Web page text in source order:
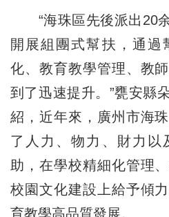
“海珠區先後派出20余
開展組團式幫扶，通過
化、教育教學管理、教
到了迅速提升。”甕安縣
紹，近年來，廣州市海
了人力、物力、財力以
助，在學校精細化管理
校園文化建設上給予傾
育教學高品質發展。